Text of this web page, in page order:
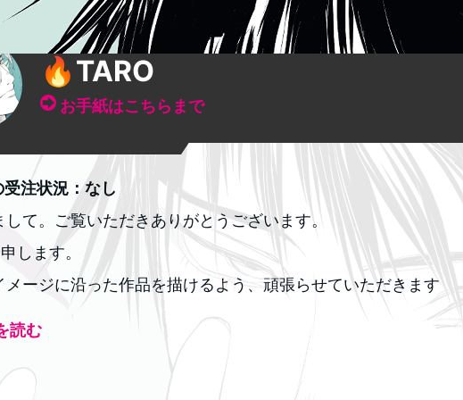
ー
🔥TARO
お手紙はこちらまで
注状況：なし
して。ご覧いただきありがとうございます。
します。
メージに沿った作品を描けるよう、頑張らせていただきます
読む